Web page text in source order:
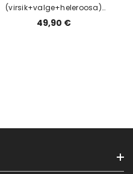
(virsik+valge+heleroosa)
keraamilises vaasis
49,90 €